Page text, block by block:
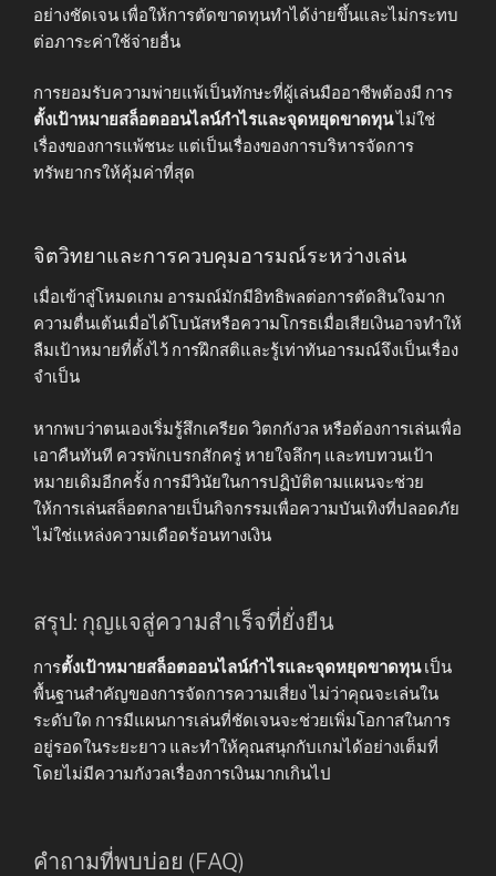
อย่างชัดเจน เพื่อให้การตัดขาดทุนทำได้ง่ายขึ้นและไม่กระทบ
ต่อภาระค่าใช้จ่ายอื่น
การยอมรับความพ่ายแพ้เป็นทักษะที่ผู้เล่นมืออาชีพต้องมี การ
ตั้งเป้าหมายสล็อตออนไลน์กำไรและจุดหยุดขาดทุนไม่ใช่
เรื่องของการแพ้ชนะ แต่เป็นเรื่องของการบริหารจัดการ
ทรัพยากรให้คุ้มค่าที่สุด
จิตวิทยาและการควบคุมอารมณ์ระหว่างเล่น
เมื่อเข้าสู่โหมดเกม อารมณ์มักมีอิทธิพลต่อการตัดสินใจมาก
ความตื่นเต้นเมื่อได้โบนัสหรือความโกรธเมื่อเสียเงินอาจทำให้
ลืมเป้าหมายที่ตั้งไว้ การฝึกสติและรู้เท่าทันอารมณ์จึงเป็นเรื่อง
จำเป็น
หากพบว่าตนเองเริ่มรู้สึกเครียด วิตกกังวล หรือต้องการเล่นเพื่อ
เอาคืนทันที ควรพักเบรกสักครู่ หายใจลึกๆ และทบทวนเป้า
หมายเดิมอีกครั้ง การมีวินัยในการปฏิบัติตามแผนจะช่วย
ให้การเล่นสล็อตกลายเป็นกิจกรรมเพื่อความบันเทิงที่ปลอดภัย
ไม่ใช่แหล่งความเดือดร้อนทางเงิน
สรุป: กุญแจสู่ความสำเร็จที่ยั่งยืน
การตั้งเป้าหมายสล็อตออนไลน์กำไรและจุดหยุดขาดทุนเป็น
พื้นฐานสำคัญของการจัดการความเสี่ยง ไม่ว่าคุณจะเล่นใน
ระดับใด การมีแผนการเล่นที่ชัดเจนจะช่วยเพิ่มโอกาสในการ
อยู่รอดในระยะยาว และทำให้คุณสนุกกับเกมได้อย่างเต็มที่
โดยไม่มีความกังวลเรื่องการเงินมากเกินไป
คำถามที่พบบ่อย (FAQ)